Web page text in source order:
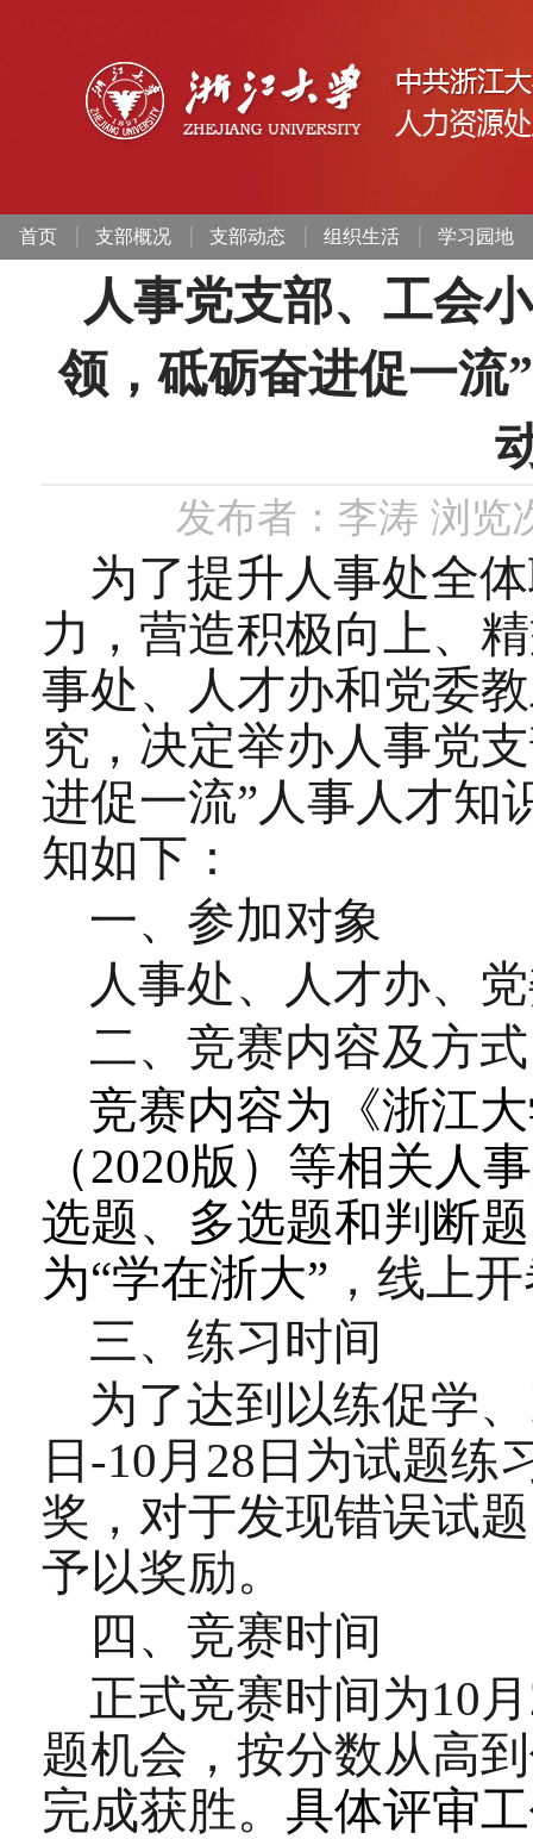
首页 支部概况 支部动态 组织生活 学习园地
人事党支部、工会
领，砥砺奋进促一流
发布者：李涛 浏览
为了提升人事处全
力，营造积极向上、
事处、人才办和党委
究，决定举办人事党
进促一流”人事人才知
知如下：
一、参加对象
人事处、人才办、
二、 竞赛内容及方式
竞赛内容为《浙江
（2020版）等相关人
选题、多选题和判断
为“学在浙大” ，线上
三、 练习时间
为了达到以练促学
日 -10月 28 日为试题练
奖，对于发现错误试
予以奖励。
四、 竞赛时间
正式竞赛时间为10月
题机会，按分数从高
完成获胜。 具体评审